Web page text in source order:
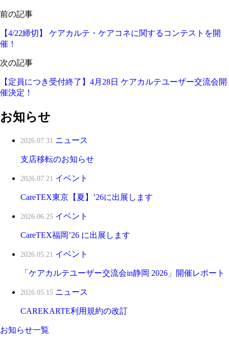
前の記事
【4/22締切】 ケアカルテ・ケアコネに関するコンテストを開
催！
次の記事
【定員につき受付終了】4月28日 ケアカルテユーザー交流会開
催決定！
お知らせ
2026.07.31 ニュース
支店移転のお知らせ
2026.07.21 イベント
CareTEX東京【夏】’26に出展します
2026.06.25 イベント
CareTEX福岡’26 に出展します
2026.05.21 イベント
「ケアカルテユーザー交流会in静岡 2026」開催レポート
2026.05.15 ニュース
CAREKARTE利用規約の改訂
お知らせ一覧